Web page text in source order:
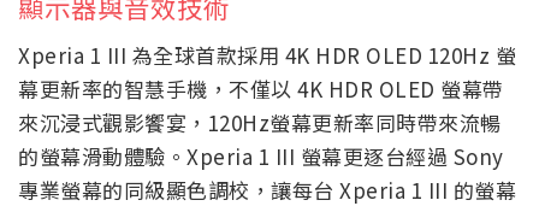
Xperia 1 III 為全球首款採用 4K HDR OLED 120Hz 螢
幕更新率的智慧手機，不僅以 4K HDR OLED 螢幕帶
來沉浸式觀影饗宴，120Hz螢幕更新率同時帶來流暢
的螢幕滑動體驗。Xperia 1 III 螢幕更逐台經過 Sony
專業螢幕的同級顯色調校，讓每台 Xperia 1 III 的螢幕